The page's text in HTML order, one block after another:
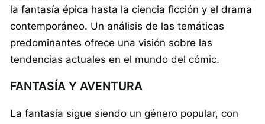
la fantasía épica hasta la ciencia ficción y el drama
contemporáneo. Un análisis de las temáticas
predominantes ofrece una visión sobre las
tendencias actuales en el mundo del cómic.
FANTASÍA Y AVENTURA
La fantasía sigue siendo un género popular, con